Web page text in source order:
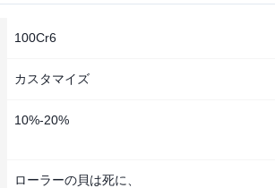
100Cr6
カスタマイズ
10%-20%
ローラーの貝は死に、